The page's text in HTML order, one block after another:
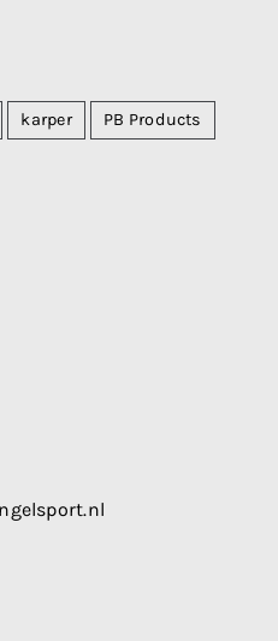
karper PB Products